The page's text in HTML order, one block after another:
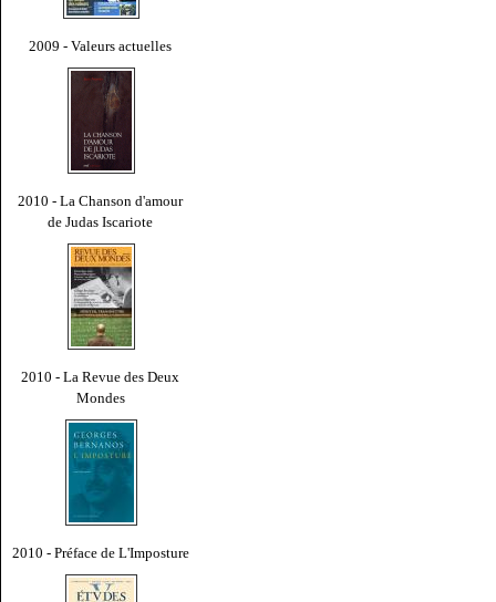
2009 - Valeurs actuelles
2010 - La Chanson d'amour
de Judas Iscariote
2010 - La Revue des Deux
Mondes
2010 - Préface de L'Imposture